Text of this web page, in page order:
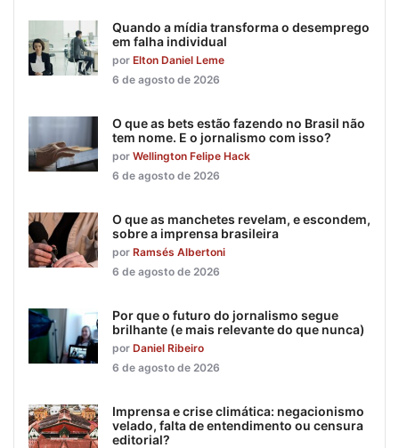
Quando a mídia transforma o desemprego
em falha individual
por Elton Daniel Leme
6 de agosto de 2026
O que as bets estão fazendo no Brasil não
tem nome. E o jornalismo com isso?
por Wellington Felipe Hack
6 de agosto de 2026
O que as manchetes revelam, e escondem,
sobre a imprensa brasileira
por Ramsés Albertoni
6 de agosto de 2026
Por que o futuro do jornalismo segue
brilhante (e mais relevante do que nunca)
por Daniel Ribeiro
6 de agosto de 2026
Imprensa e crise climática: negacionismo
velado, falta de entendimento ou censura
editorial?